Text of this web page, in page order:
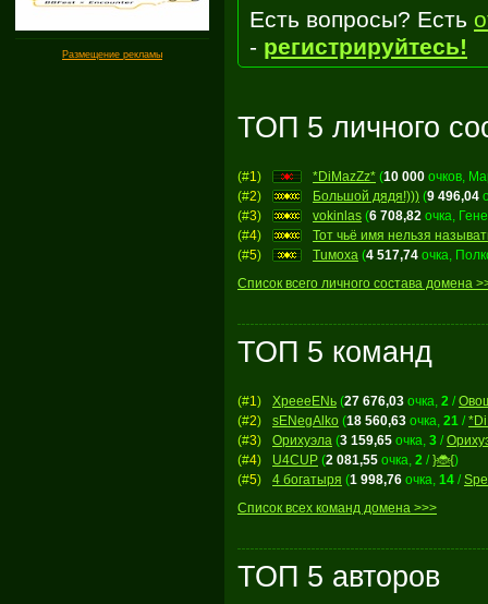
Размещение рекламы
Есть вопросы? Есть
- регистрируйтесь!
ТОП 5 личного
(#1) *DiMazZz* (10 000 очков,
(#2) Большой дядя!))) (9 496,04
(#3) vokinlas (6 708,82 очка,
(#4)
Тот чьё имя нельзя
(#5) Tuмoxa (4 517,74 очка,
Список всего личного состава домена
ТОП 5 команд
(#1) ХреееENь (27 676,03 очка, 2 /
(#2) sENegAlko (18 560,63 очка, 21 /
(#3) Орихуэла (3 159,65 очка, 3 /
(#4) U4CUP (2 081,55 очка, 2 /}🐞{)
(#5) 4 богатыря (1 998,76 очка, 14 /
Список всех команд домена >>>
ТОП 5 авторов